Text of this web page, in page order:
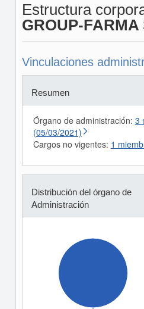
Estructura
GROUP-FARMA
Vinculaciones
Resumen
Órgano de administración: 3
(05/03/2021)
Cargos no vigentes: 1
Distribución del órgano de
Administración